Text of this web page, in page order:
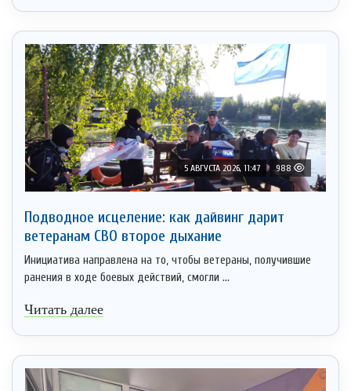
5 АВГУСТА 2026, 11:47 988
Подводное исцеление: как дайвинг дарит
ветеранам СВО второе дыхание
Инициатива направлена на то, чтобы ветераны, получившие
ранения в ходе боевых действий, смогли ...
Читать далее